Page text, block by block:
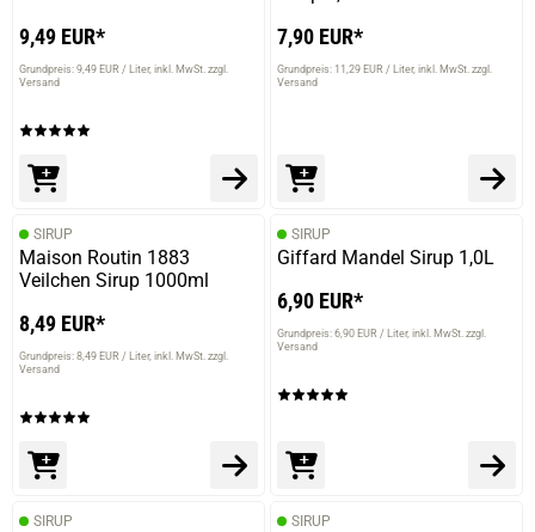
9,49 EUR*
Grundpreis: 9,49 EUR / Liter inkl. MwSt. zzgl.
Versand
7,90 EUR*
Grundpreis: 11,29 EUR / Liter inkl. MwSt. zzgl.
Versand
SIRUP
Maison Routin 1883
Veilchen Sirup 1000ml
8,49 EUR*
Grundpreis: 8,49 EUR / Liter inkl. MwSt. zzgl.
Versand
SIRUP
Giffard Mandel Sirup 1,0L
6,90 EUR*
Grundpreis: 6,90 EUR / Liter inkl. MwSt. zzgl.
Versand
SIRUP SIRUP